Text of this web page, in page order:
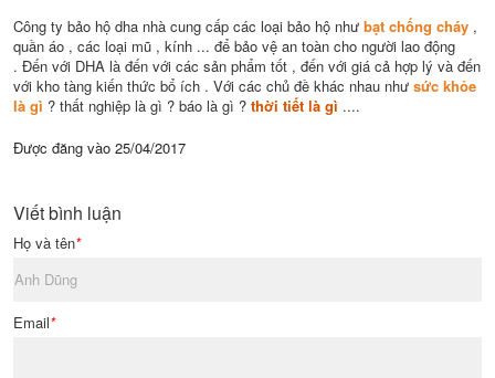
Công ty bảo hộ dha nhà cung cấp các loại bảo hộ như bạt chống cháy ,
quần áo , các loại mũ , kính ... để bảo vệ an toàn cho người lao động
. Đến với DHA là đến với các sản phẩm tốt , đến với giá cả hợp lý và đến
với kho tàng kiến thức bổ ích . Với các chủ đề khác nhau như sức khỏe
là gì ? thất nghiệp là gì ? báo là gì ? thời tiết là gì ....
Được đăng vào 25/04/2017
Viết bình luận
Họ và tên*
Email*